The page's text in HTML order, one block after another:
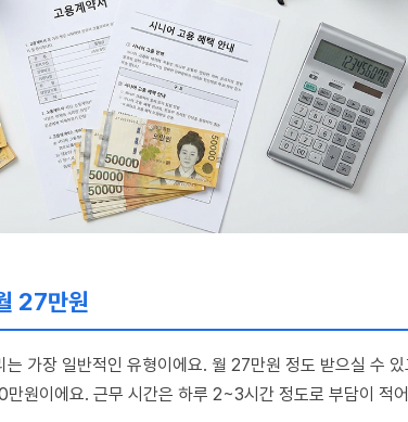
27만원
가장 일반적인 유형이에요. 월 27만원 정도 받으실 수 있
원이에요. 근무 시간은 하루 2~3시간 정도로 부담이 적